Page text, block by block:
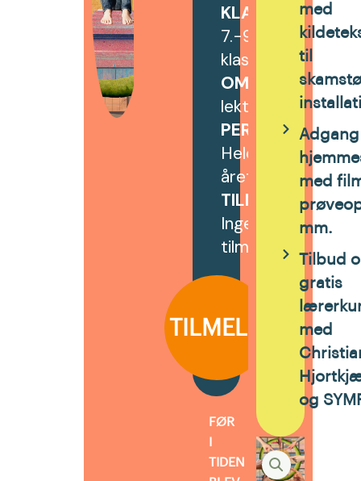
KLASSETRIN:
7.-9.
klasse
OMFANG: 8
lektioner
PERIODE
Hele
året
TILMELDING:
Ingen
tilmeldingsfrist
TILMELD
FØR
TIDEN
med
til
med
mm.
Tilbud
gratis
med
og